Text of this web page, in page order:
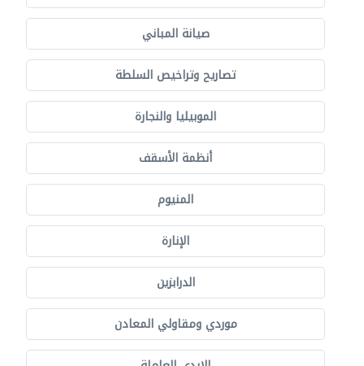
صيانة المباني
تصاريح وتراخيص السلطة
الموبيليا والنجارة
أنظمة الأسقف
المنيوم
الإنارة
الدرابزين
موردي ومقاولي المعادن